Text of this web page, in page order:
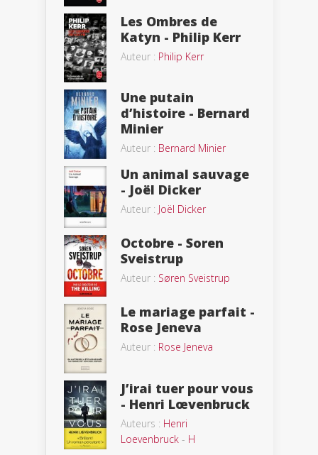
Les Ombres de
Katyn - Philip Kerr
Auteur : Philip Kerr
Une putain
d’histoire - Bernard
Minier
Auteur : Bernard Minier
Un animal sauvage
- Joël Dicker
Auteur : Joël Dicker
Octobre - Soren
Sveistrup
Auteur : Søren Sveistrup
Le mariage parfait -
Rose Jeneva
Auteur : Rose Jeneva
J’irai tuer pour vous
- Henri Lœvenbruck
Auteurs : Henri
Loevenbruck - H